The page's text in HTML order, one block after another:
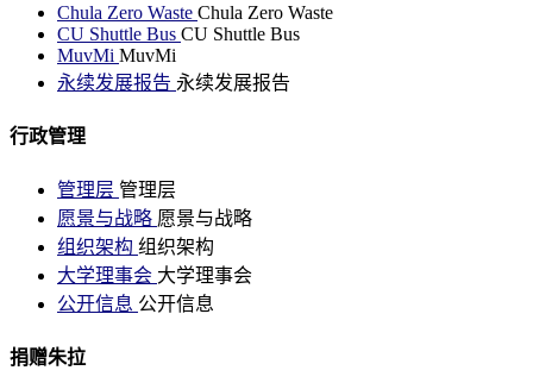
Chula Zero Waste Chula Zero Waste
CU Shuttle Bus CU Shuttle Bus
MuvMi MuvMi
永续发展报告 永续发展报告
行政管理
管理层 管理层
愿景与战略 愿景与战略
组织架构 组织架构
大学理事会 大学理事会
公开信息 公开信息
捐赠朱拉